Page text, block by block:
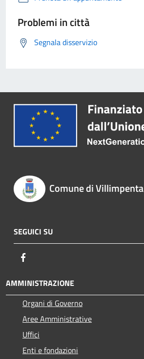
Problemi in città
Segnala disservizio
Comune di Villimpenta
SEGUICI SU
AMMINISTRAZIONE
Organi di Governo
Aree Amministrative
Uffici
Enti e fondazioni